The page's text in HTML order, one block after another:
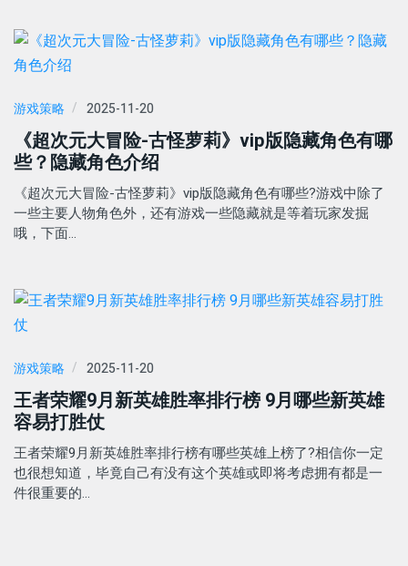
游戏策略 2025-11-20
《超次元大冒险-古怪萝莉》vip版隐藏角色有哪
些？隐藏角色介绍
《超次元大冒险-古怪萝莉》vip版隐藏角色有哪些?游戏中除了
一些主要人物角色外，还有游戏一些隐藏就是等着玩家发掘
哦，下面…
游戏策略 2025-11-20
王者荣耀9月新英雄胜率排行榜 9月哪些新英雄
容易打胜仗
王者荣耀9月新英雄胜率排行榜有哪些英雄上榜了?相信你一定
也很想知道，毕竟自己有没有这个英雄或即将考虑拥有都是一
件很重要的…